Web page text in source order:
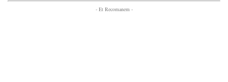
- Et Recomanem -